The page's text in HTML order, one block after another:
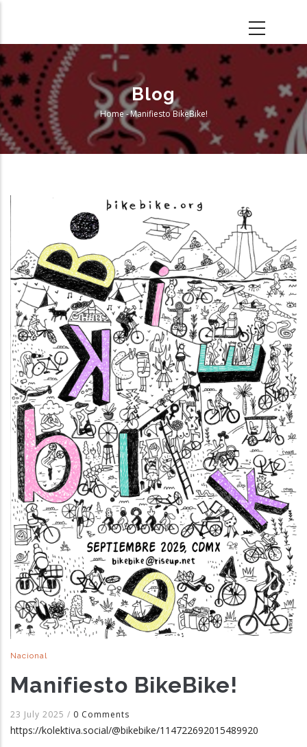
main
content
Blog
Breadcrumb
Home-Manifiesto BikeBike!
Nacional
Manifiesto BikeBike!
23 July 2025 / 0 Comments
https://kolektiva.social/@bikebike/114722692015489920